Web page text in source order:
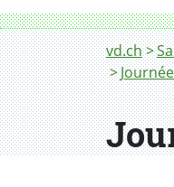
Fil
vd.ch
Journée